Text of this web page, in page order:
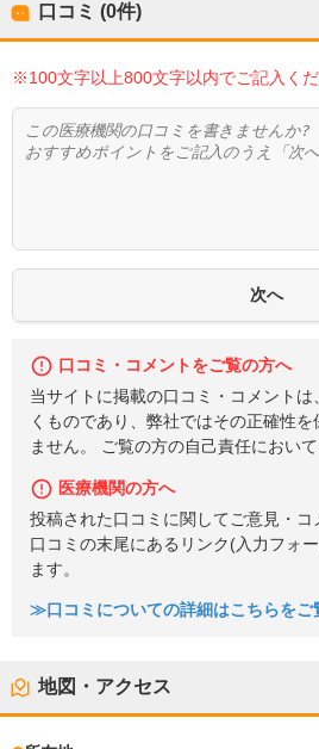
口コミ (0件)
※100文字以上800文字以内でご記入く
口コミ・コメントをご覧の方へ
当サイトに掲載の口コミ・コメント
くものであり、弊社ではその正確性
ません。 ご覧の方の自己責任において
医療機関の方へ
投稿された口コミに関してご意見・
口コミの末尾にあるリンク(入力フォ
ます。
≫口コミについての詳細はこちらをご
地図・アクセス